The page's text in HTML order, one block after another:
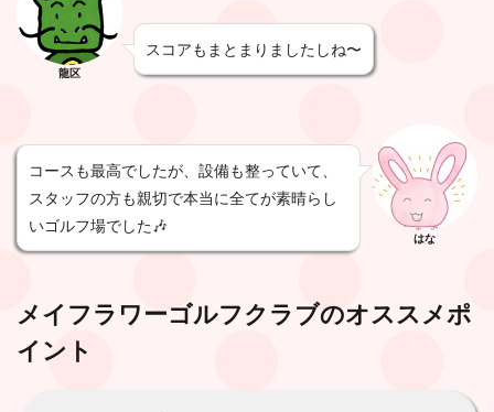
龍区
スコアもまとまりましたしね〜
コースも最高でしたが、設備も整っていて、
スタッフの方も親切で本当に全てが素晴らし
いゴルフ場でした🎶
はな
メイフラワーゴルフクラブのオススメポ
イント